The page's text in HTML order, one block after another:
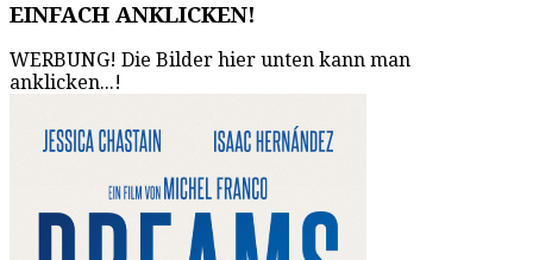
EINFACH ANKLICKEN!
WERBUNG! Die Bilder hier unten kann man
anklicken...!